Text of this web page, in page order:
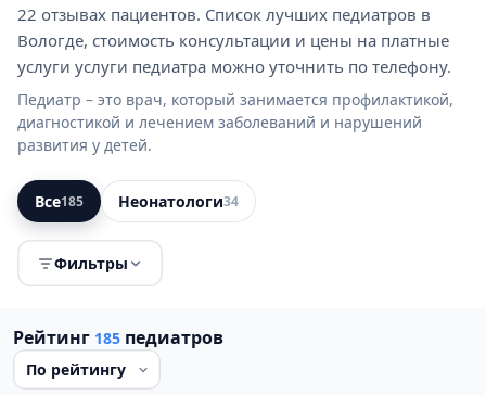
22 отзывах пациентов. Список лучших педиатров в
Вологде, стоимость консультации и цены на платные
услуги услуги педиатра можно уточнить по телефону.
Педиатр – это врач, который занимается профилактикой,
диагностикой и лечением заболеваний и нарушений
развития у детей.
Все185 Неонатологи34
Фильтры
Рейтинг 185 педиатров